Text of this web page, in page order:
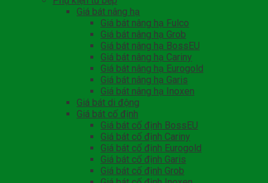
Giá bát nâng hạ
Giá bát nâng hạ Fulco
Giá bát nâng hạ Grob
Giá bát nâng hạ BossEU
Giá bát nâng hạ Cariny
Giá bát nâng hạ Eurogold
Giá bát nâng hạ Garis
Giá bát nâng hạ Inoxen
Giá bát di động
Giá bát cố định
Giá bát cố định BossEU
Giá bát cố định Cariny
Giá bát cố định Eurogold
Giá bát cố định Garis
Giá bát cố định Grob